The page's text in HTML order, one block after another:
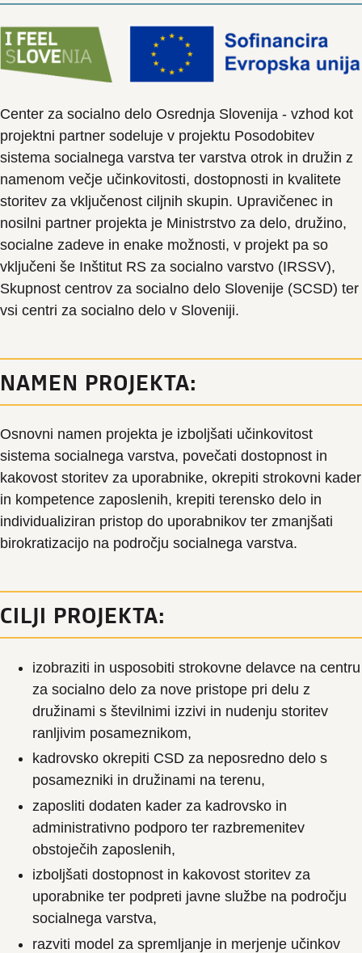
Center za socialno delo Osrednja Slovenija - vzhod kot
projektni partner sodeluje v projektu Posodobitev
sistema socialnega varstva ter varstva otrok in družin z
namenom večje učinkovitosti, dostopnosti in kvalitete
storitev za vključenost ciljnih skupin. Upravičenec in
nosilni partner projekta je Ministrstvo za delo, družino,
socialne zadeve in enake možnosti, v projekt pa so
vključeni še Inštitut RS za socialno varstvo (IRSSV),
Skupnost centrov za socialno delo Slovenije (SCSD) ter
vsi centri za socialno delo v Sloveniji.
NAMEN PROJEKTA:
Osnovni namen projekta je izboljšati učinkovitost
sistema socialnega varstva, povečati dostopnost in
kakovost storitev za uporabnike, okrepiti strokovni kader
in kompetence zaposlenih, krepiti terensko delo in
individualiziran pristop do uporabnikov ter zmanjšati
birokratizacijo na področju socialnega varstva.
CILJI PROJEKTA:
izobraziti in usposobiti strokovne delavce na centru
za socialno delo za nove pristope pri delu z
družinami s številnimi izzivi in nudenju storitev
ranljivim posameznikom,
kadrovsko okrepiti CSD za neposredno delo s
posamezniki in družinami na terenu,
zaposliti dodaten kader za kadrovsko in
administrativno podporo ter razbremenitev
obstoječih zaposlenih,
izboljšati dostopnost in kakovost storitev za
uporabnike ter podpreti javne službe na področju
socialnega varstva,
razviti model za spremljanje in merjenje učinkov